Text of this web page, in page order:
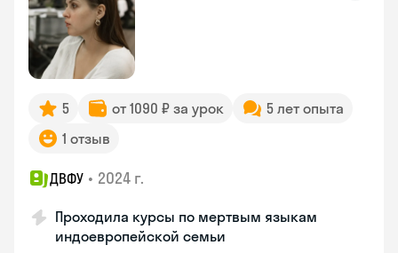
5 от 1090 ₽ за урок
5 лет опыта
1 отзыв
ДВФУ • 2024 г.
Проходила курсы по мертвым языкам
индоевропейской семьи